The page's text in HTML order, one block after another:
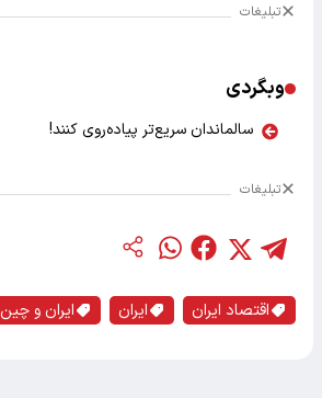
تبلیغات
وبگردی
سالماندان سریع‌تر پیاده‌روی کنند!
تبلیغات
اقتصاد ایران ایران ایران و چین